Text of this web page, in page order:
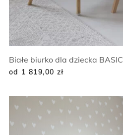
Białe biurko dla dziecka BASIC
od 1 819,00 zł